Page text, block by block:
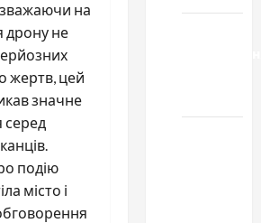
на
дрону не
жертв, цей
значне
серед
подію
місто і